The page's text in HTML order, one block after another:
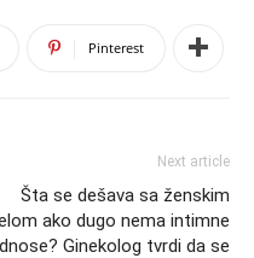
Pinterest
Next article
Šta se dešava sa ženskim
ako dugo nema intimne
Ginekolog tvrdi da se